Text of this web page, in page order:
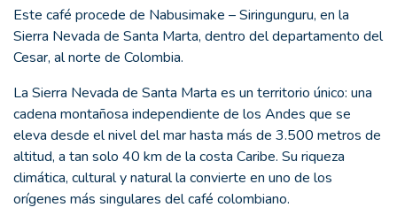
Este café procede de Nabusimake – Siringunguru, en la
Sierra Nevada de Santa Marta, dentro del departamento del
Cesar, al norte de Colombia.
La Sierra Nevada de Santa Marta es un territorio único: una
cadena montañosa independiente de los Andes que se
eleva desde el nivel del mar hasta más de 3.500 metros de
altitud, a tan solo 40 km de la costa Caribe. Su riqueza
climática, cultural y natural la convierte en uno de los
orígenes más singulares del café colombiano.